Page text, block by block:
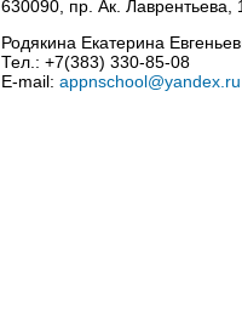
630090, пр. Ак. Лаврентьева,
Родякина Екатерина
Тел.: +7(383) 330-85-08
E-mail: appnschool@yandex.ru